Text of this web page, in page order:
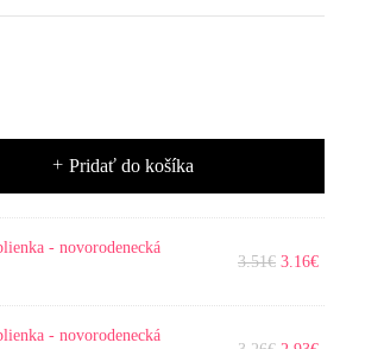
Pridať do košíka
- novorodenecká
3.51€ 3.16€
- novorodenecká